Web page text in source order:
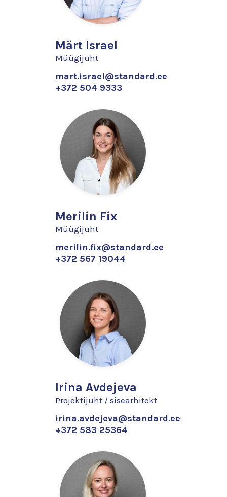
Märt Israel
Müügijuht
mart.israel@standard.ee
+372 504 9333
Merilin Fix
Müügijuht
merilin.fix@standard.ee
+372 567 19044
Irina Avdejeva
Projektijuht / sisearhitekt
irina.avdejeva@standard.ee
+372 583 25364